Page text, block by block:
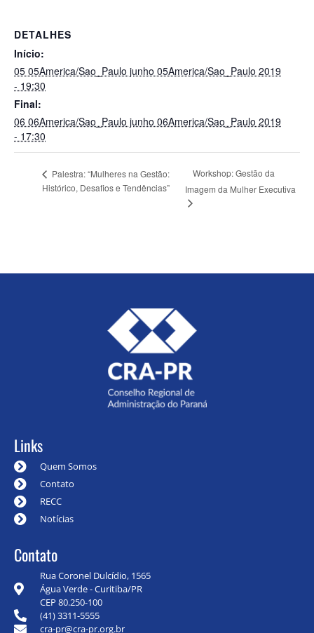
DETALHES
Início:
05 05America/Sao_Paulo junho 05America/Sao_Paulo 2019
- 19:30
Final:
06 06America/Sao_Paulo junho 06America/Sao_Paulo 2019
- 17:30
Palestra: “Mulheres na Gestão:
Histórico, Desafios e Tendências”
Workshop: Gestão da
Imagem da Mulher Executiva
Links
Quem Somos
Contato
RECC
Notícias
Contato
Rua Coronel Dulcídio, 1565
Água Verde - Curitiba/PR
CEP 80.250-100
(41) 3311-5555
cra-pr@cra-pr.org.br